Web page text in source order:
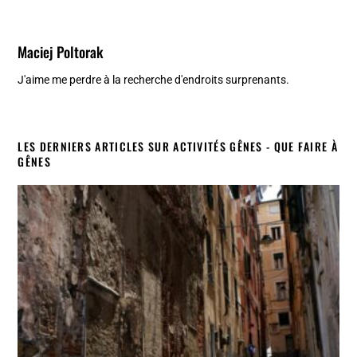
Maciej Poltorak
J'aime me perdre à la recherche d'endroits surprenants.
LES DERNIERS ARTICLES SUR ACTIVITÉS GÊNES - QUE FAIRE À
GÊNES